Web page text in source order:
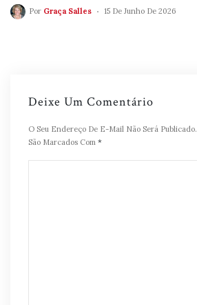
Por Graça Salles 15 De Junho De 2026
Deixe Um Comentário
O Seu Endereço De E-Mail Não Será Publicado.
São Marcados Com *